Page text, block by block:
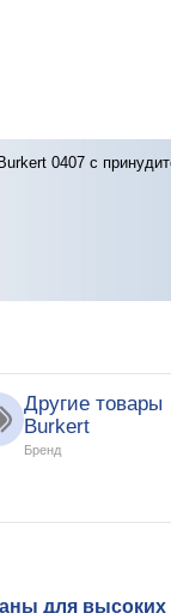
0407 с
Другие товары
Burkert
Бренд
для высоких